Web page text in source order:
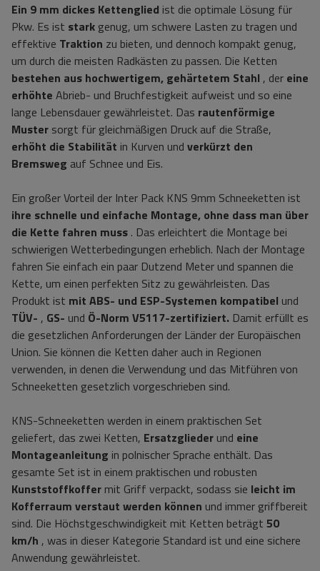
Ein 9 mm dickes Kettenglied ist die optimale Lösung für
Pkw. Es ist stark genug, um schwere Lasten zu tragen und
effektive Traktion zu bieten, und dennoch kompakt genug,
um durch die meisten Radkästen zu passen. Die Ketten
bestehen aus hochwertigem, gehärtetem Stahl , der eine
erhöhte Abrieb- und Bruchfestigkeit aufweist und so eine
lange Lebensdauer gewährleistet. Das rautenförmige
Muster sorgt für gleichmäßigen Druck auf die Straße,
erhöht die Stabilität in Kurven und verkürzt den
Bremsweg auf Schnee und Eis.
Ein großer Vorteil der Inter Pack KNS 9mm Schneeketten ist
ihre schnelle und einfache Montage, ohne dass man über
die Kette fahren muss . Das erleichtert die Montage bei
schwierigen Wetterbedingungen erheblich. Nach der Montage
fahren Sie einfach ein paar Dutzend Meter und spannen die
Kette, um einen perfekten Sitz zu gewährleisten. Das
Produkt ist mit ABS- und ESP-Systemen kompatibel und
TÜV- , GS- und Ö-Norm V5117-zertifiziert. Damit erfüllt es
die gesetzlichen Anforderungen der Länder der Europäischen
Union. Sie können die Ketten daher auch in Regionen
verwenden, in denen die Verwendung und das Mitführen von
Schneeketten gesetzlich vorgeschrieben sind.
KNS-Schneeketten werden in einem praktischen Set
geliefert, das zwei Ketten, Ersatzglieder und eine
Montageanleitung in polnischer Sprache enthält. Das
gesamte Set ist in einem praktischen und robusten
Kunststoffkoffer mit Griff verpackt, sodass sie leicht im
Kofferraum verstaut werden können und immer griffbereit
sind. Die Höchstgeschwindigkeit mit Ketten beträgt 50
km/h , was in dieser Kategorie Standard ist und eine sichere
Anwendung gewährleistet.